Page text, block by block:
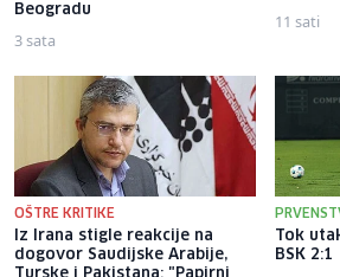
Beogradu
3 sata
11 sati
OŠTRE KRITIKE
Iz Irana stigle reakcije na
dogovor Saudijske Arabije,
Turske i Pakistana: "Papirni
Tok
BSK 2:1